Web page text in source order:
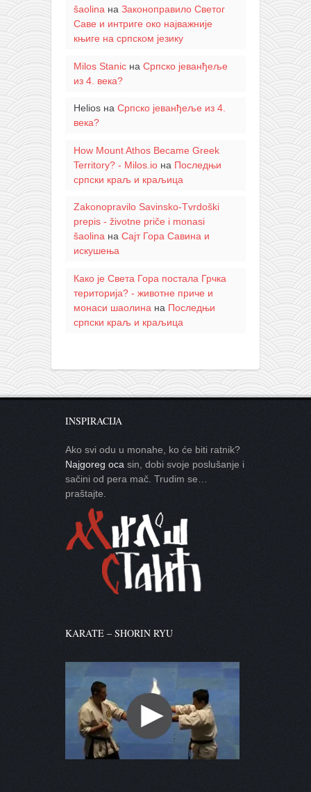
šaolinaна Законоправило Светог
Саве и интриге око најважније
књиге на српском језику
Milos Stanicна Српско јеванђеље
из 4. века?
Heliosна Српско јеванђеље из 4.
века?
How Mount Athos Became Greek
Territory? - Milos.ioна Последњи
српски краљ и краљица
Zakonopravilo Savinsko-Tvrdoški
prepis - životne priče i monasi
šaolinaна Сајт Гора Савина и
искушења
Како је Света Гора постала Грчка
територија? - животне приче и
монаси шаолина на Последњи
српски краљ и краљица
INSPIRACIJA
Ako svi odu u monahe, ko će biti ratnik?
Najgoreg oca sin, dobi svoje poslušanje i
sačini od pera mač. Trudim se…
praštajte.
KARATE – SHORIN RYU